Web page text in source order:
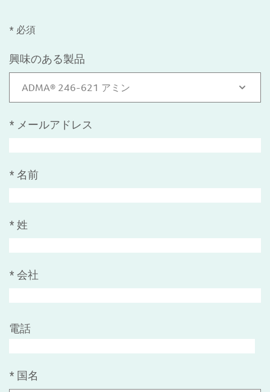
* 必須
興味のある製品
ADMA® 246-621 アミン
* メールアドレス
* 名前
* 姓
* 会社
電話
* 国名